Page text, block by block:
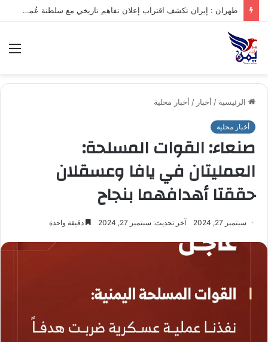
.تعرف على متوسط أسعار الذهب في صنعاء وعدن الخميس – 06/08/2026
الرئيسية / أخبار / أخبار محلية
أخبار محلية
صنعاء: القوات المسلحة:
العمليتان في يافا وعسقلان
حققتا أهدافهما بنجاح
سبتمبر 27, 2024 آخر تحديث: سبتمبر 27, 2024 دقيقة واحدة